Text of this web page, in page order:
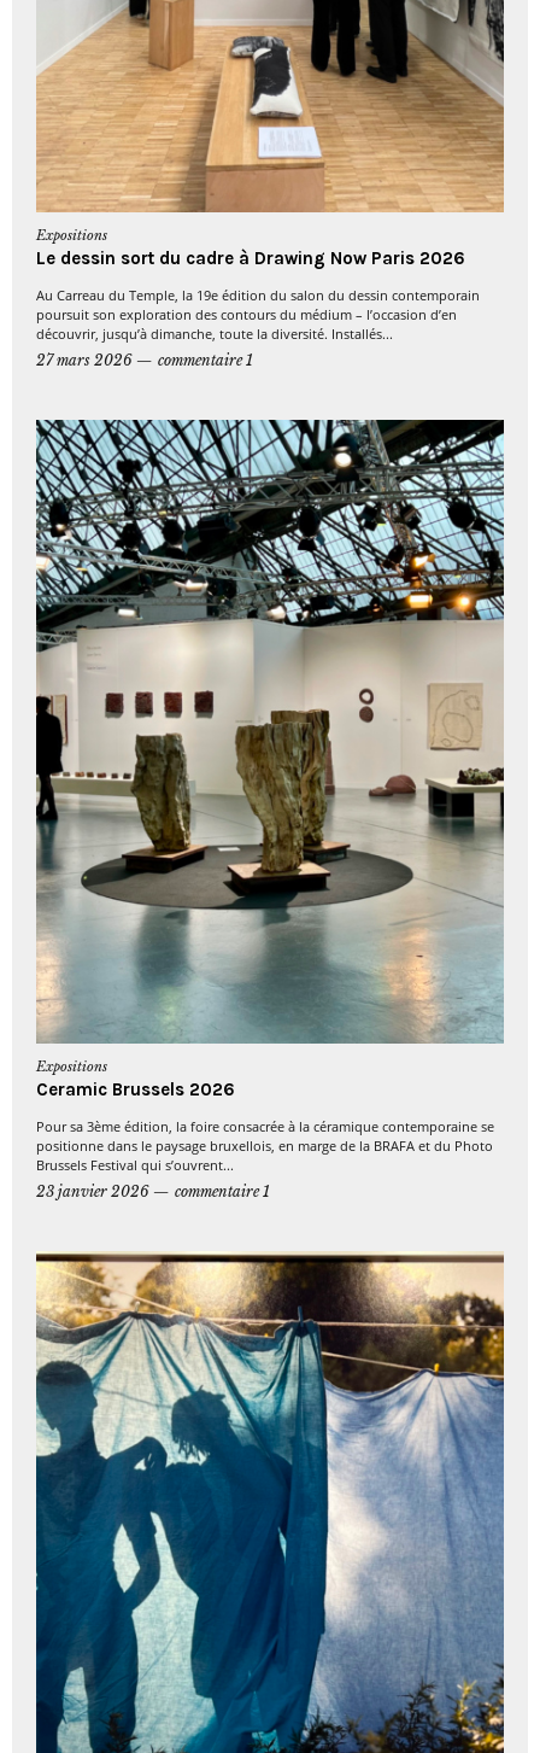
Expositions
Le dessin sort du cadre à Drawing Now Paris 2026
Au Carreau du Temple, la 19e édition du salon du dessin contemporain
poursuit son exploration des contours du médium – l’occasion d’en
découvrir, jusqu’à dimanche, toute la diversité. Installés...
27 mars 2026
commentaire 1
Expositions
Ceramic Brussels 2026
Pour sa 3ème édition, la foire consacrée à la céramique contemporaine se
positionne dans le paysage bruxellois, en marge de la BRAFA et du Photo
Brussels Festival qui s’ouvrent...
23 janvier 2026
commentaire 1